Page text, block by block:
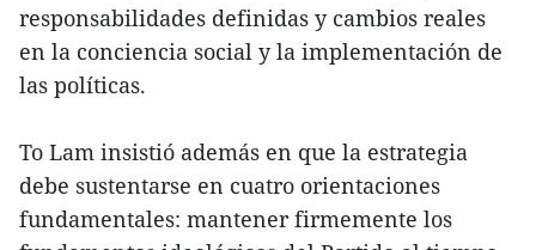
responsabilidades definidas y cambios reales
en la conciencia social y la implementación de
las políticas.
To Lam insistió además en que la estrategia
debe sustentarse en cuatro orientaciones
fundamentales: mantener firmemente los